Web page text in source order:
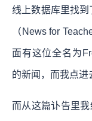
线上数据库里找
（News for
面有这位全名为
的新闻，而我点
而从这篇讣告里